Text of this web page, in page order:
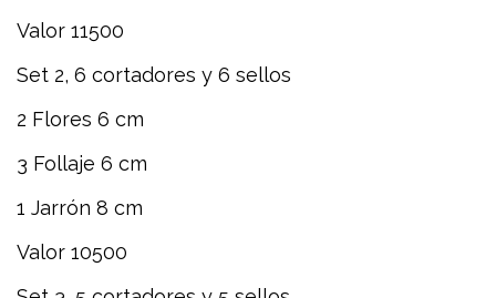
Valor 11500
Set 2, 6 cortadores y 6 sellos
2 Flores 6 cm
3 Follaje 6 cm
1 Jarrón 8 cm
Valor 10500